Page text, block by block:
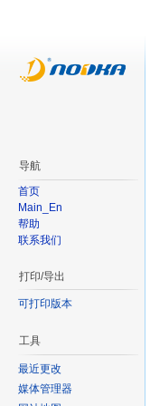
导航
首页
Main_En
帮助
联系我们
打印/导出
可打印版本
工具
最近更改
媒体管理器